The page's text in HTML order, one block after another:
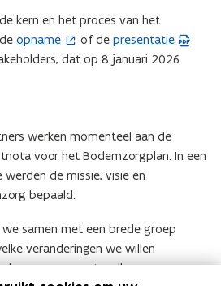
kern en het proces van het
opname
(
o
t
i
n
n
e
u
of de presentatie
(
P
e
s
t
d
o
dat op 8 januari 2026
werken momenteel aan de
voor het Bodemzorgplan. In een
de missie, visie en
bepaald.
samen met een brede groep
veranderingen we willen
en met welke